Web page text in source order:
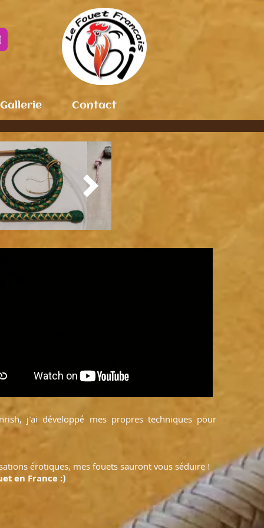
Gallerie Contact

j'ai développé mes propres techniques pour
érotiques, mes fouets sauront vous séduire !
en France :)